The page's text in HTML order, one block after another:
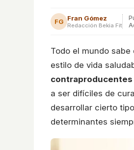
FG Fran Gómez
Redacción Bekia Fit
Todo el mundo
estilo de vida
contraproducentes
a ser difíciles de
desarrollar cierto
determinantes